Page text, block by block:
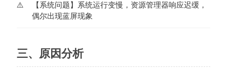
【系统问题】系统运行变慢，资源管理器响应迟缓，
偶尔出现蓝屏现象
三、原因分析